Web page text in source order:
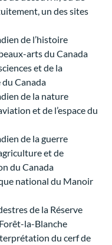
un des sites
de l’histoire
arts du Canada
et de la
Canada
de la nature
et de l’espace du
de la guerre
et de
du Canada
national du Manoir
de la Réserve
la-Blanche